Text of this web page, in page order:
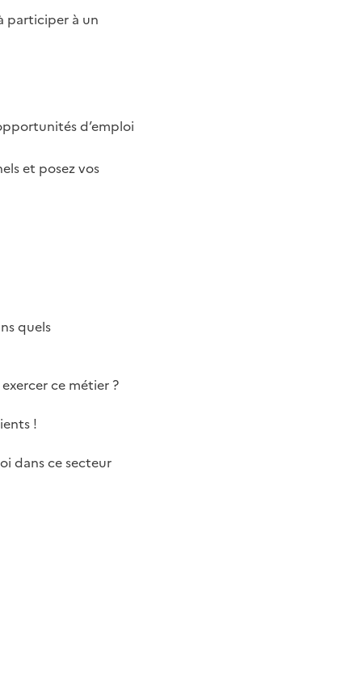
participer à un
d’emploi
et posez vos
quels
ce métier ?
!
dans ce secteur